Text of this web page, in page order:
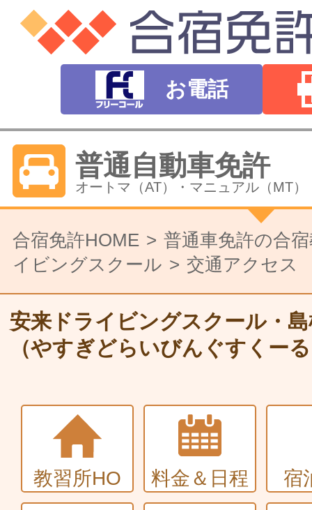
お電話
普通自動車免許
オートマ（AT）・マニュアル（MT）
バイク免許
普通二輪（中型二輪）・大型二輪
大型〜二種免許
中型・大型特殊・けん引・大型二種
普通車+バイク
同時取得
合宿免許HOME
普通車免許の合
イビングスクール
交通アクセス
安来ドライビングスクール・
（やすぎどらいびんぐすくー
教習所HO 料金＆日程 宿